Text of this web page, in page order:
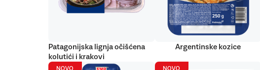
Patagonijska lignja očišćena
kolutići i krakovi
Argentinske kozice